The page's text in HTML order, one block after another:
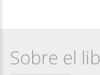
Sobre el